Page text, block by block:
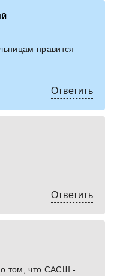
нравится —
Ответить
Ответить
о том, что САСШ -